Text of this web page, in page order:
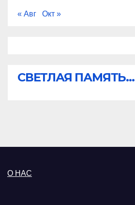
« Авг Окт »
СВЕТЛАЯ ПАМЯТЬ...
О НАС